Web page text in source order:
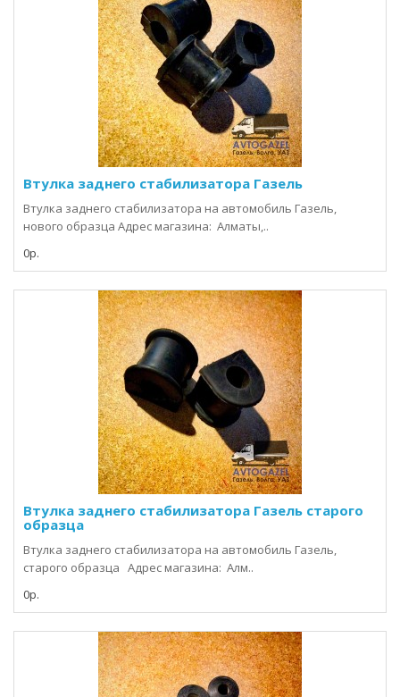
Втулка заднего стабилизатора Газель
Втулка заднего стабилизатора на автомобиль Газель,
нового образца Адрес магазина: Алматы,..
0р.
Втулка заднего стабилизатора Газель старого
образца
Втулка заднего стабилизатора на автомобиль Газель,
старого образца Адрес магазина: Алм..
0р.